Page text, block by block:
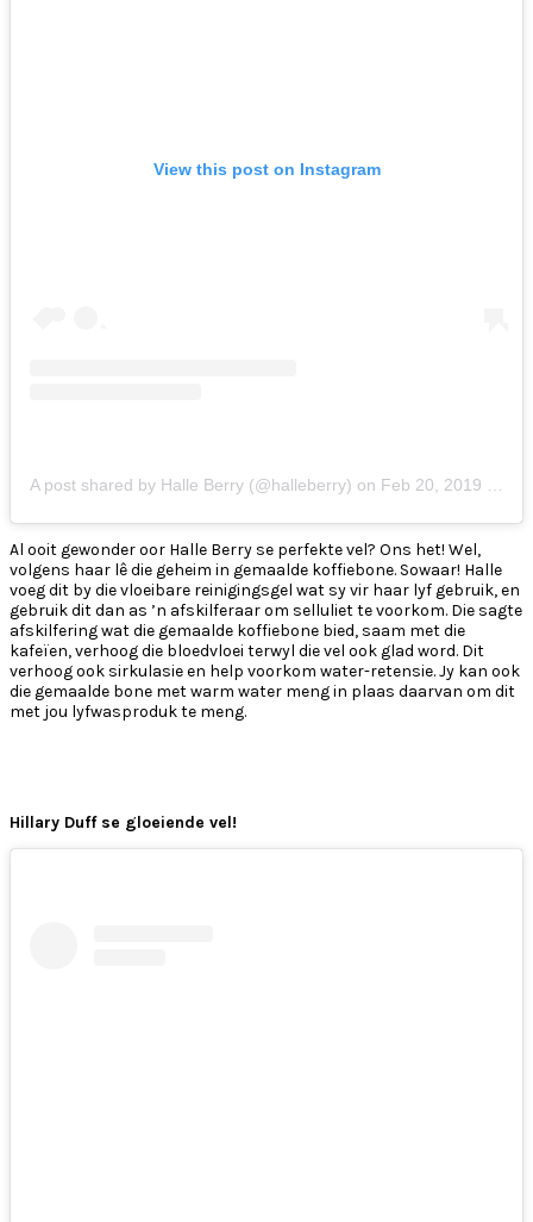
View this post on Instagram
A post shared by Halle Berry (@halleberry) on Feb 20, 2019 at 9:26am PST
Al ooit gewonder oor Halle Berry se perfekte vel? Ons het! Wel,
volgens haar lê die geheim in gemaalde koffiebone. Sowaar! Halle
voeg dit by die vloeibare reinigingsgel wat sy vir haar lyf gebruik, en
gebruik dit dan as ’n afskilferaar om selluliet te voorkom. Die sagte
afskilfering wat die gemaalde koffiebone bied, saam met die
kafeïen, verhoog die bloedvloei terwyl die vel ook glad word. Dit
verhoog ook sirkulasie en help voorkom water-retensie. Jy kan ook
die gemaalde bone met warm water meng in plaas daarvan om dit
met jou lyfwasproduk te meng.
Hillary Duff se gloeiende vel!